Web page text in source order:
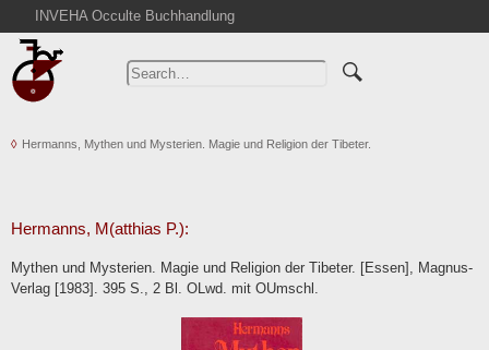
INVEHA Occulte Buchhandlung
Home
Advanced Search
Cart
Contact
Hermanns, Mythen und Mysterien. Magie und Religion der Tibeter.
Hermanns, M(atthias P.):
Mythen und Mysterien. Magie und Religion der Tibeter. [Essen], Magnus-
Verlag [1983]. 395 S., 2 Bl. OLwd. mit OUmschl.